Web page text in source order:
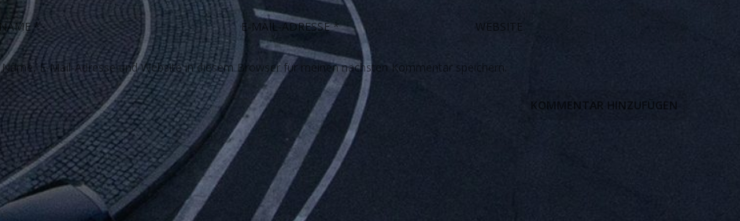
Name, E-Mail-Adresse und Website in diesem Browser für meinen nächsten Kommentar speichern.